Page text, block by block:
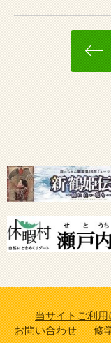
当サイトご利
お問い合わせ
修